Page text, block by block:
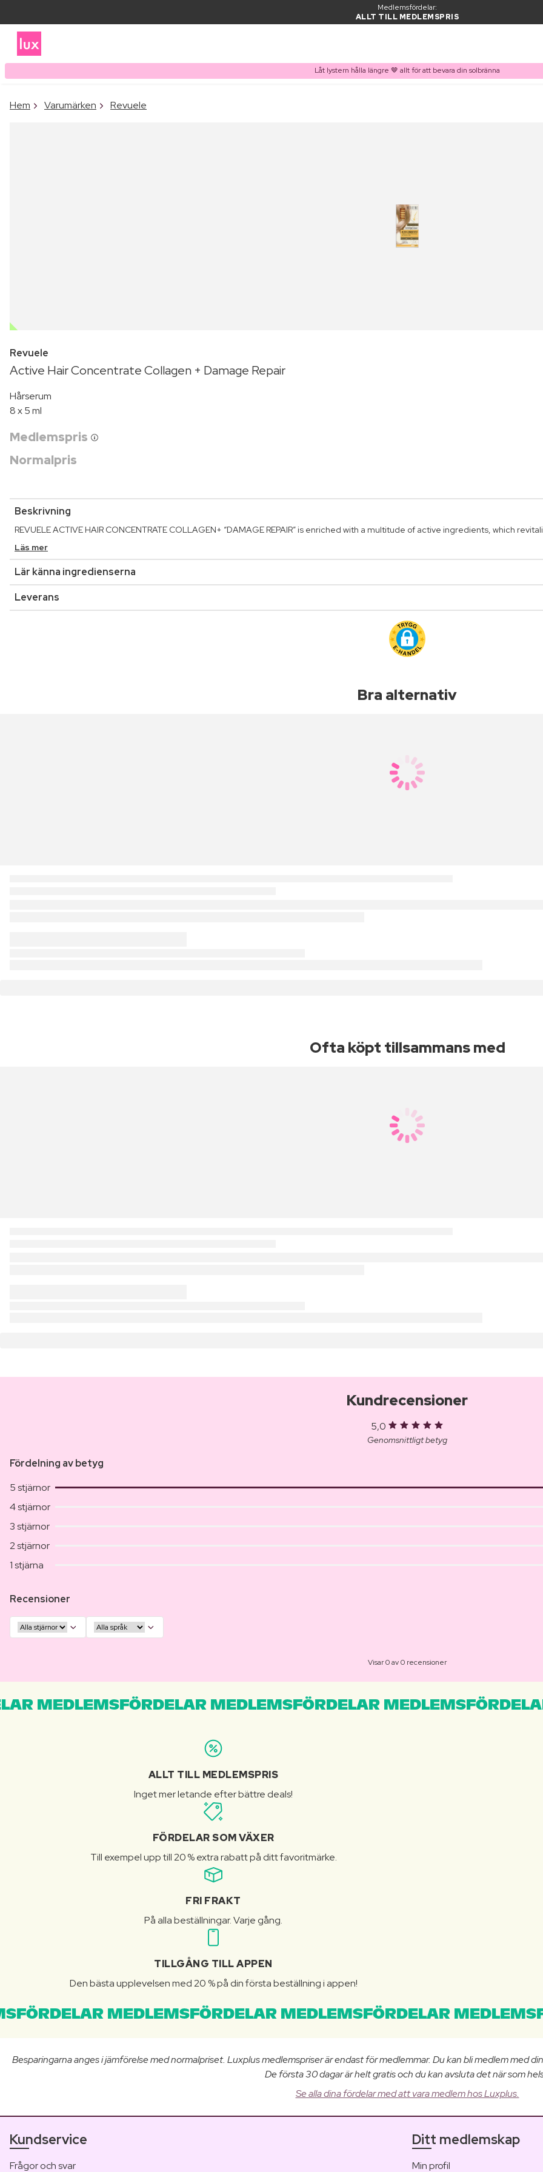
Medlemsfördelar:
ALLT TILL MEDLEMSPRIS
Låt lystern hålla längre 🤎 allt för att bevara din solbränna
Hem Varumärken Revuele
OUTLET
Revuele
Active Hair Concentrate Collagen + Damage Repair
Hårserum
8 x 5 ml
Medlemspris
Normalpris
Beskrivning
REVUELE ACTIVE HAIR CONCENTRATE COLLAGEN+ “DAMAGE REPAIR” is enriched with a multitude of active ingredients, which
Läs mer
Lär känna ingredienserna
Leverans
Bra alternativ
Ofta köpt tillsammans med
Kundrecensioner
5,0
Genomsnittligt betyg
Fördelning av betyg
5 stjärnor
4 stjärnor
3 stjärnor
2 stjärnor
1 stjärna
Recensioner
Visar 0 av 0 recensioner
MEDLEMSFÖRDELAR MEDLEMSFÖRDELAR
ALLT TILL MEDLEMSPRIS
Inget mer letande efter bättre deals!
FÖRDELAR SOM VÄXER
Till exempel upp till 20 % extra rabatt på ditt favoritmärke.
FRI FRAKT
På alla beställningar. Varje gång.
TILLGÅNG TILL APPEN
Den bästa upplevelsen med 20 % på din första beställning i appen!
MEDLEMSFÖRDELAR MEDLEMSFÖRDELAR
Besparingarna anges i jämförelse med normalpriset. Luxplus medlemspriser är endast för medlemmar. Du kan bli medlem med
De första 30 dagar är helt gratis och du kan avsluta det när som
Se alla dina fördelar med att vara medlem hos Luxplus.
Kundservice
Frågor och svar
Ditt medlemskap
Min profil